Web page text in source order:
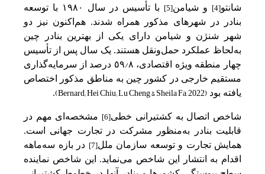
شانتو[4] و شیامن‌[5]
با تأسیس‌ در سال ١٩٨٠ با توسعه‌
بنادر در شهرهای مذکور همراه شدند. هم‌اکنون نیز دو
شهر شنژن و شیامن‌ دارای یکی‌ از بهترین‌ بنادر چین‌
به‌‌لحاظ عملکرد حمل‌‌ونقل‌ هستند. یک‌ سال پس‌ از تأسیس‌
چهار منطقه‌ ویژه اقتصادی، ٨
/
٥٩ درصد از سرمایه‌گذاری
مستقیم‌ خارجی‌ در کشور چین‌ به‌ مناطق‌ مذکور اختصاص
یافته‌ بود (Bernard; Hei Chiu; Lu Cheng & Sheila Fa, 2022)
.
شاخص‌ اتصال به‌ کشتیرانی‌ خطی[6] ‌ مشخصه‌ای مهم‌ در
قابلیت‌ بنادر به‌‌منظور مشرکت‌ در تجارت جهانی‌ است‌.
همایش تجارت و توسعه‌ سازمان ملل[7] ‌ در بازه سه‌ماهه‌
اقدام به‌ انتشار این‌ شاخص‌ می‌نماید. این‌ شاخص‌ نماینده